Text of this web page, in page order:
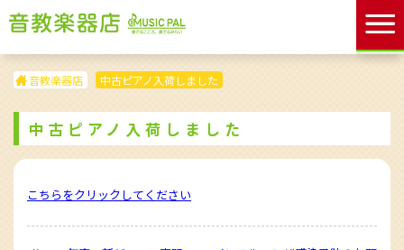
音教楽器店 中古ピアノ入荷しました
中古ピアノ入荷しました
こちらをクリックしてください